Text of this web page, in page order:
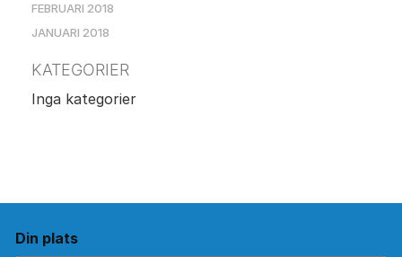
FEBRUARI 2018
JANUARI 2018
KATEGORIER
Inga kategorier
Din plats